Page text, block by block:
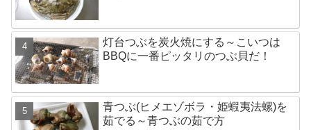
灯台つぶを炭火焼にする～こいつは
BBQに一番ピッタリのつぶ貝だ！
青つぶ(ヒメエゾボラ・姫蝦夷法螺)を
茹でる～青つぶの茹で方